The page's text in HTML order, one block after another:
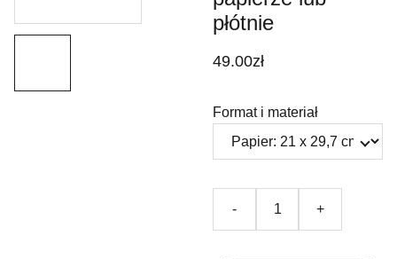
płótnie
49.00zł
Format i materiał
- +